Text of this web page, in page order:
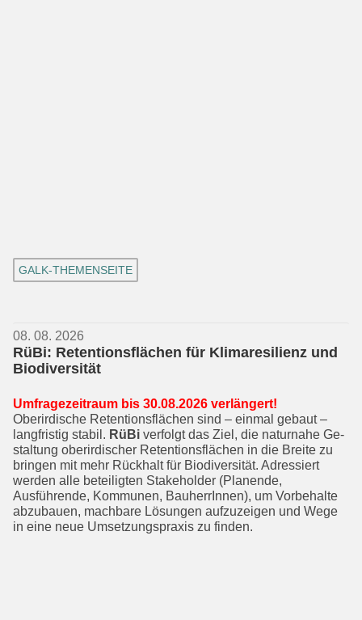
GALK-THEMENSEITE
08. 08. 2026
RüBi: Retentionsflächen für Klimaresilienz und
Biodiversität
Umfragezeitraum bis 30.08.2026 ver­längert!
Oberirdische Retentionsflächen sind – einmal gebaut –
langfristig stabil. RüBi verfolgt das Ziel, die naturnahe Ge­
staltung oberirdischer Retentionsflächen in die Breite zu
bringen mit mehr Rück­halt für Biodiversität. Adressiert
werden alle beteiligten Stakeholder (Planende,
Ausführende, Kommunen, BauherrIn­nen), um Vorbehalte
abzubauen, mach­bare Lösungen aufzuzeigen und Wege
in eine neue Umsetzungspraxis zu finden.